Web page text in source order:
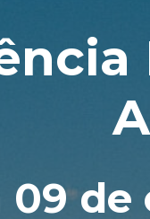
09 de